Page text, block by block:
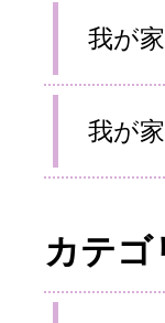
我が
我が
カテゴ